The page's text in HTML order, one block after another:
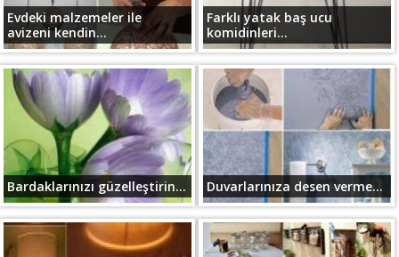
Evdeki malzemeler ile
avizeni kendin...
Farklı yatak baş ucu
komidinleri...
Bardaklarınızı güzelleştirin... Duvarlarınıza desen verme...